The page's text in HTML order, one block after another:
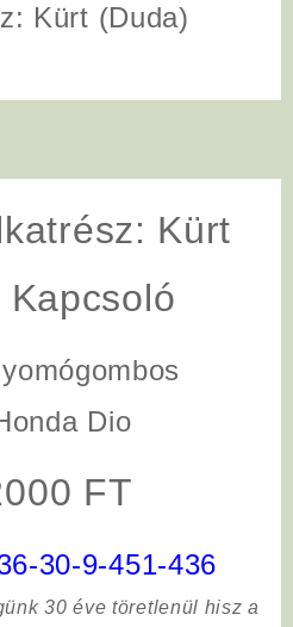
Kürt (Duda)
Kürt
Kapcsoló
Dio
FT
30-9-451-436
30 éve töretlenül hisz a